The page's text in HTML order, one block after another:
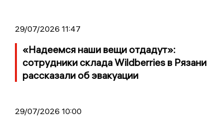
29/07/2026 11:47
«Надеемся наши вещи отдадут»:
сотрудники склада Wildberries в Рязани
рассказали об эвакуации
29/07/2026 10:00